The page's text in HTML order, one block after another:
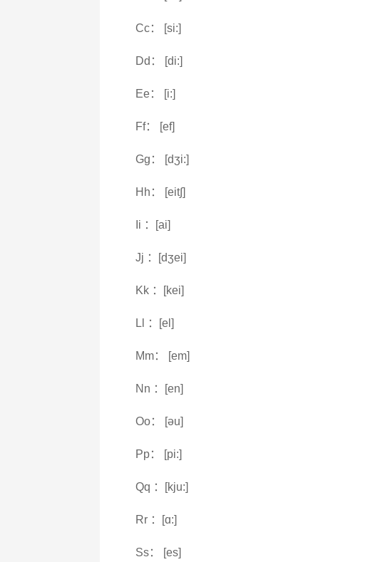
Cc： [si:]
Dd： [di:]
Ee： [i:]
Ff： [ef]
Gg： [dʒi:]
Hh： [eit∫]
Ii ：[ai]
Jj ：[dʒei]
Kk ：[kei]
Ll ：[el]
Mm： [em]
Nn ：[en]
Oo： [əu]
Pp： [pi:]
Qq ：[kju:]
Rr ：[ɑ:]
Ss： [es]